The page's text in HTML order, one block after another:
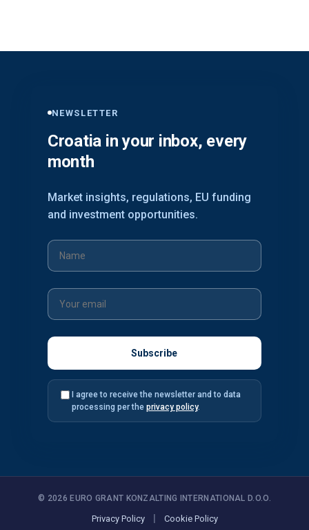
NEWSLETTER
Croatia in your inbox, every
month
Market insights, regulations, EU funding
and investment opportunities.
I agree to receive the newsletter and to data
processing per the privacy policy.
© 2026 EURO GRANT KONZALTING INTERNATIONAL D.O.O.
Privacy Policy Cookie Policy